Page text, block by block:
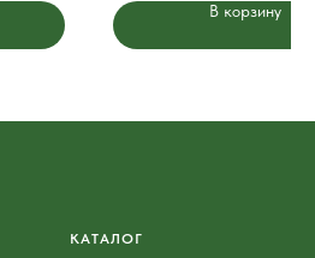
В корзину
КАТАЛОГ